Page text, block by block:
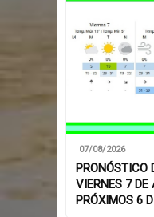
07/08/2026
PRONÓSTICO
VIERNES 7 DE
PRÓXIMOS 6